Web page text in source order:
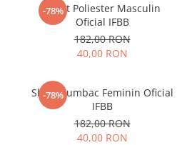
-78%
Short Poliester Masculin
Oficial IFBB
182,00 RON
40,00 RON
-78%
Short Bumbac Feminin Oficial
IFBB
182,00 RON
40,00 RON